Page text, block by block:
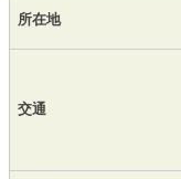
所在地
交通